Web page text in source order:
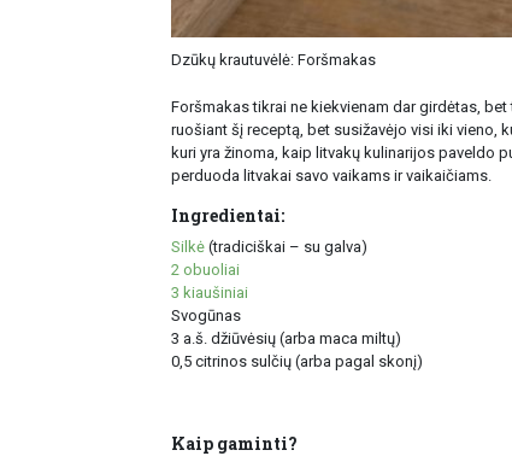
Dzūkų krautuvėlė: Foršmakas
Foršmakas tikrai ne kiekvienam dar girdėtas,
ruošiant šį receptą, bet susižavėjo visi iki vieno,
kuri yra žinoma, kaip litvakų kulinarijos paveldo
perduoda litvakai savo vaikams ir vaikaičiams.
Ingredientai:
Silkė (tradiciškai – su galva)
2 obuoliai
3 kiaušiniai
Svogūnas
3 a.š. džiūvėsių (arba maca miltų)
0,5 citrinos sulčių (arba pagal skonį)
Kaip gaminti?